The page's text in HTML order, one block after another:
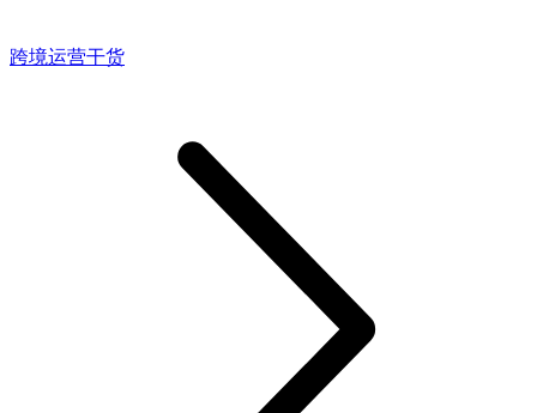
跨境运营干货